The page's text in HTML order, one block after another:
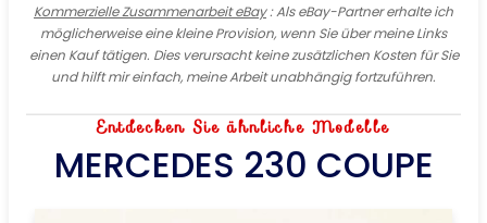
Kommerzielle Zusammenarbeit eBay: Als eBay-Partner erhalte ich
möglicherweise eine kleine Provision, wenn Sie über meine Links
einen Kauf tätigen. Dies verursacht keine zusätzlichen Kosten für Sie
und hilft mir einfach, meine Arbeit unabhängig fortzuführen.
Entdecken Sie ähnliche Modelle
MERCEDES 230 COUPE